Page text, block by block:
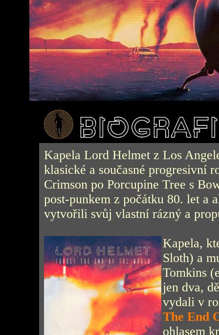
Kapela Lord Helmet z Los
klasické a současné progresivní
Crimson po Porcupine Tree s
post-punkem z počátku 80. let a
vytvořili svůj vlastní rázný a
Kapela,
Sloth) a
Tomkins
jen dva,
vydali v
The End
ohlasem